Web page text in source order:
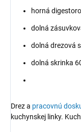
horná
dolná
dolná drezová
dolná skrinka
Drez a pracovnú
kuchynskej linky.